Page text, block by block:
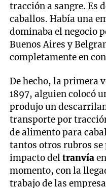
tracción a sangre. Es
caballos. Había una
dominaba el negocio
Buenos Aires y
completamente en
De hecho, la primera
1897, alguien colocó
produjo un
transporte por
de alimento para
tantos otros rubros se
impacto deltranvía
momento, con la
trabajo de las